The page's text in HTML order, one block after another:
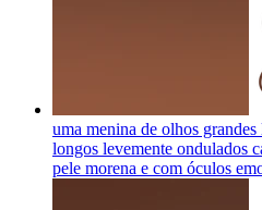
uma menina de olhos
longos levemente ondulados
pele morena e com óculos